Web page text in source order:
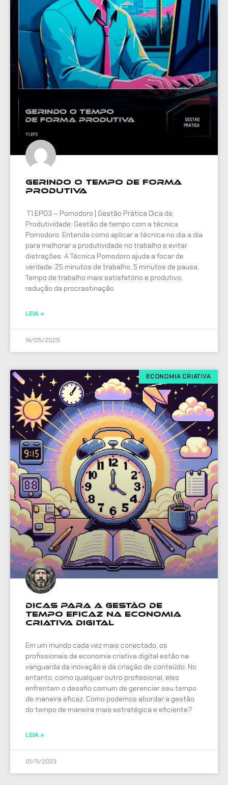
Gerindo o tempo de forma
produtiva
T1.EP03 – Pomodoro | Gestão Prática Dica de
Produtividade: Gestão de tempo com a técnica
Pomodoro. Entenda como aplicar a técnica no dia a dia
para melhorar a produtividade no trabalho e evitar
distrações. A Técnica Pomodoro ajuda a focar de
verdade: 25 minutos de trabalho, 5 minutos de pausa.
Tempo de trabalho mais satisfatório e produtivo,
redução da procrastinação
LEIA »
14/05/2025
ECONOMIA CRIATIVA
Dicas para a gestão de
tempo eficaz na economia
criativa digital
Em um mundo cada vez mais conectado, os
profissionais de economia criativa digital estão na
vanguarda da inovação e da criação de conteúdo. No
entanto, como qualquer outro profissional, eles
enfrentam o desafio comum de gerenciar seu tempo
de maneira eficaz. Como podemos abordar a gestão
do tempo de maneira mais estratégica e eficiente?
LEIA »
01/11/2023